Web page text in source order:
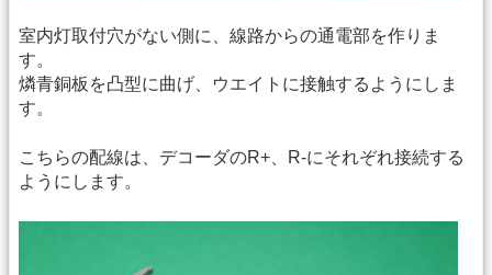
室内灯取付穴がない側に、線路からの通電部を作りま
す。
燐青銅板を凸型に曲げ、ウエイトに接触するようにしま
す。
こちらの配線は、デコーダのR+、R-にそれぞれ接続する
ようにします。